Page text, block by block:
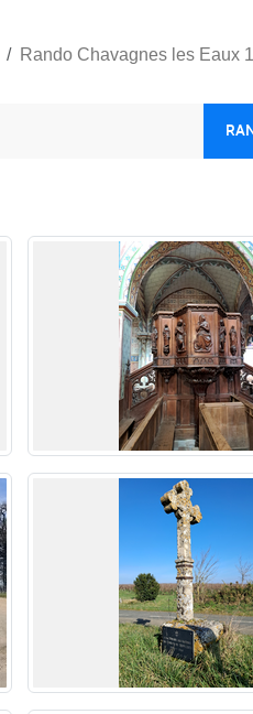
Rando Chavagnes les Eaux